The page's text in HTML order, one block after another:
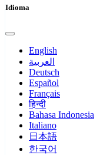
Idioma
English
العربية
Deutsch
Español
Français
हिन्दी
Bahasa Indonesia
Italiano
日本語
한국어